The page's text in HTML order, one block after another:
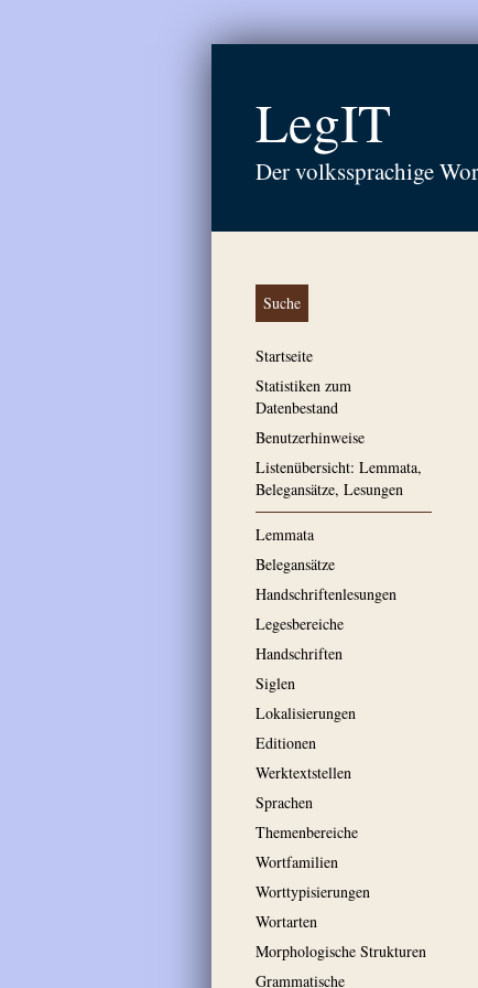
LegIT
Der volkssprachige
Suche
Startseite
Statistiken zum
Datenbestand
Benutzerhinweise
Listenübersicht: Lemmata,
Belegansätze, Lesungen
Lemmata
Belegansätze
Handschriftenlesungen
Legesbereiche
Handschriften
Siglen
Lokalisierungen
Editionen
Werktextstellen
Sprachen
Themenbereiche
Wortfamilien
Worttypisierungen
Wortarten
Morphologische Strukturen
Grammatische